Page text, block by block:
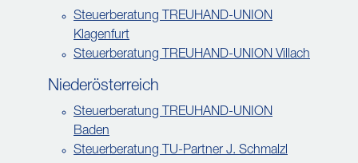
Steuerberatung TREUHAND-UNION
Klagenfurt
Steuerberatung TREUHAND-UNION Villach
Niederösterreich
Steuerberatung TREUHAND-UNION
Baden
Steuerberatung TU-Partner J. Schmalzl